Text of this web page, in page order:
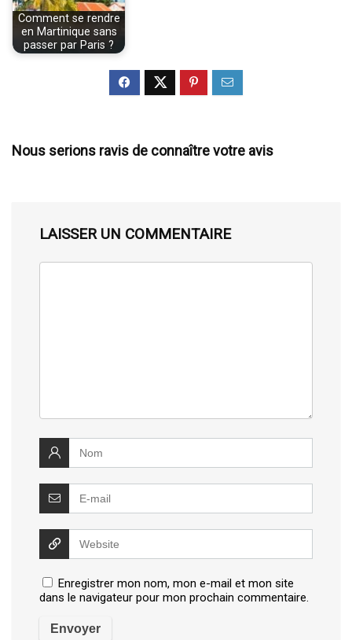
Comment se rendre
en Martinique sans
passer par Paris ?
Nous serions ravis de connaître votre avis
LAISSER UN COMMENTAIRE
Enregistrer mon nom, mon e-mail et mon site
dans le navigateur pour mon prochain commentaire.